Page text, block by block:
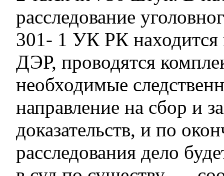
расследование
301- 1 УК РК находится
ДЭР, проводятся
необходимые
направление на сбор и
доказательств, и по
расследования дело